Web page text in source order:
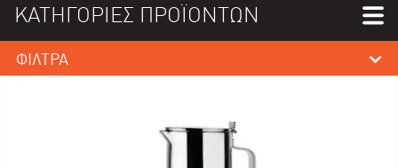
ΚΑΤΗΓΟΡΙΕΣ ΠΡΟΪΟΝΤΩΝ
ΦΙΛΤΡΑ